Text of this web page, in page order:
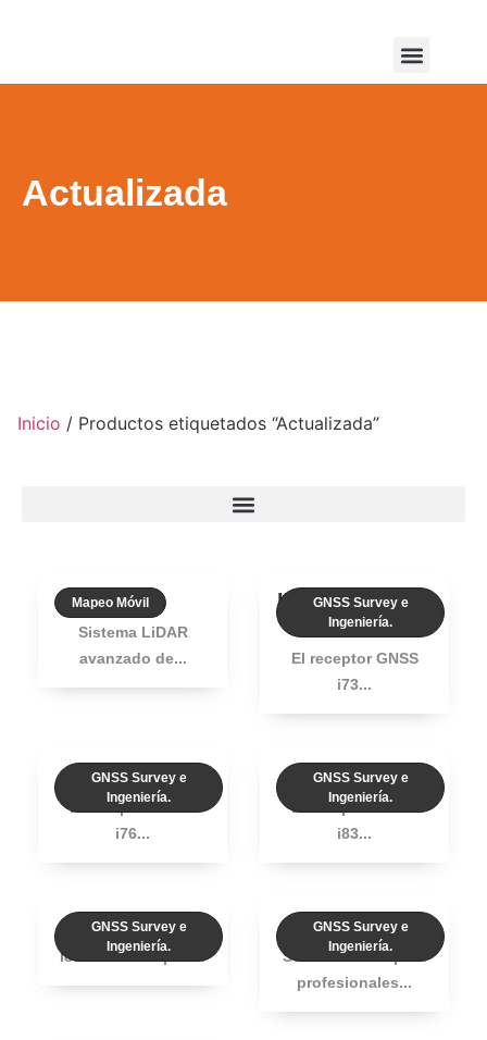
Actualizada
Inicio / Productos etiquetados “Actualizada”
Mapeo Móvil
AU20
Sistema LiDAR
avanzado de...
GNSS Survey e
Ingeniería.
I73 RECEPTOR
GNSS+IMU
El receptor GNSS
i73...
GNSS Survey e
Ingeniería.
GNSS i76
El receptor GNSS
i76...
GNSS Survey e
Ingeniería.
GNSS i83
El receptor GNSS
i83...
GNSS Survey e
Ingeniería.
i89
I89 es un receptor...
GNSS Survey e
Ingeniería.
GNSS i93
Solución ideal para
profesionales...